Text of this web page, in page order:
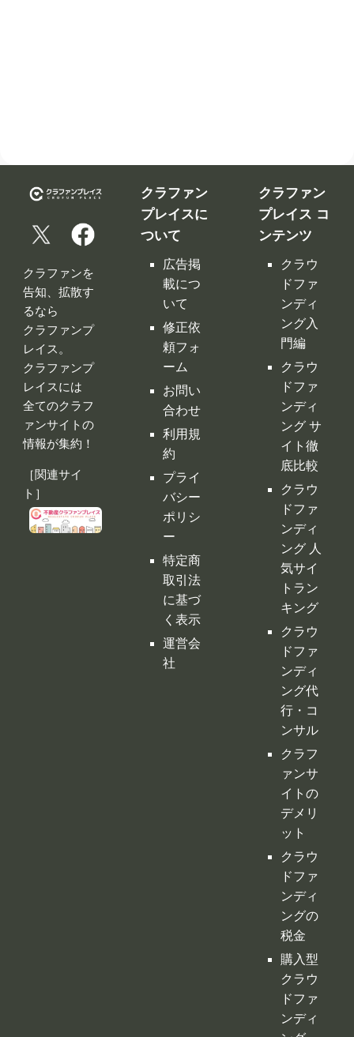
クラファンを
告知、拡散す
るなら
クラファンプ
レイス。
クラファンプ
レイスには
全てのクラフ
ァンサイトの
情報が集約！
［関連サイ
ト］
クラファン
プレイスに
ついて
広告掲
載につ
いて
修正依
頼フォ
ーム
お問い
合わせ
利用規
約
プライ
バシー
ポリシ
ー
特定商
取引法
に基づ
く表示
運営会
社
クラファン
プレイス コ
ンテンツ
クラウ
ドファ
ンディ
ング入
門編
クラウ
ドファ
ンディ
ング サ
イト徹
底比較
クラウ
ドファ
ンディ
ング 人
気サイ
トラン
キング
クラウ
ドファ
ンディ
ング代
行・コ
ンサル
クラフ
ァンサ
イトの
デメリ
ット
クラウ
ドファ
ンディ
ングの
税金
購入型
クラウ
ドファ
ンディ